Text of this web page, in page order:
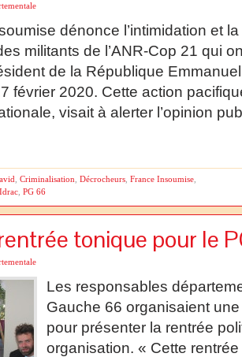
dénonce l’intimidation et
militants de l’ANR-Cop 21 qui
de la République
février 2020. Cette action
visait à alerter l’opinion
Criminalisation Décrocheurs France Insoumise
PG 66
tonique pour le
Les responsables
Gauche 66 organisaient
pour présenter la rentrée
organisation. « Cette